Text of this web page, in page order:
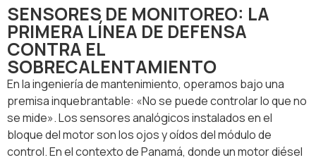
SENSORES DE MONITOREO: LA
PRIMERA LÍNEA DE DEFENSA
CONTRA EL
SOBRECALENTAMIENTO
En la ingeniería de mantenimiento, operamos bajo una
premisa inquebrantable: «No se puede controlar lo que no
se mide». Los sensores analógicos instalados en el
bloque del motor son los ojos y oídos del módulo de
control. En el contexto de Panamá, donde un motor diésel